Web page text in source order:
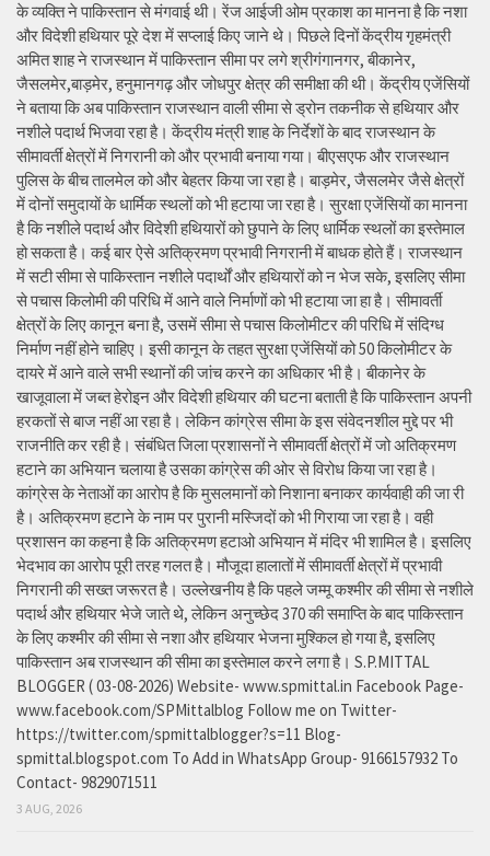
के व्यक्ति ने पाकिस्तान से मंगवाई थी। रेंज आईजी ओम प्रकाश का मानना है कि नशा
और विदेशी हथियार पूरे देश में सप्लाई किए जाने थे। पिछले दिनों केंद्रीय गृहमंत्री
अमित शाह ने राजस्थान में पाकिस्तान सीमा पर लगे श्रीगंगानगर, बीकानेर,
जैसलमेर,बाड़मेर, हनुमानगढ़ और जोधपुर क्षेत्र की समीक्षा की थी। केंद्रीय एजेंसियों
ने बताया कि अब पाकिस्तान राजस्थान वाली सीमा से ड्रोन तकनीक से हथियार और
नशीले पदार्थ भिजवा रहा है। केंद्रीय मंत्री शाह के निर्देशों के बाद राजस्थान के
सीमावर्ती क्षेत्रों में निगरानी को और प्रभावी बनाया गया। बीएसएफ और राजस्थान
पुलिस के बीच तालमेल को और बेहतर किया जा रहा है। बाड़मेर, जैसलमेर जैसे क्षेत्रों
में दोनों समुदायों के धार्मिक स्थलों को भी हटाया जा रहा है। सुरक्षा एजेंसियों का मानना
है कि नशीले पदार्थ और विदेशी हथियारों को छुपाने के लिए धार्मिक स्थलों का इस्तेमाल
हो सकता है। कई बार ऐसे अतिक्रमण प्रभावी निगरानी में बाधक होते हैं। राजस्थान
में सटी सीमा से पाकिस्तान नशीले पदार्थों और हथियारों को न भेज सके, इसलिए सीमा
से पचास किलोमी की परिधि में आने वाले निर्माणों को भी हटाया जा हा है। सीमावर्ती
क्षेत्रों के लिए कानून बना है, उसमें सीमा से पचास किलोमीटर की परिधि में संदिग्ध
निर्माण नहीं होने चाहिए। इसी कानून के तहत सुरक्षा एजेंसियों को 50 किलोमीटर के
दायरे में आने वाले सभी स्थानों की जांच करने का अधिकार भी है। बीकानेर के
खाजूवाला में जब्त हेरोइन और विदेशी हथियार की घटना बताती है कि पाकिस्तान अपनी
हरकतों से बाज नहीं आ रहा है। लेकिन कांग्रेस सीमा के इस संवेदनशील मुद्दे पर भी
राजनीति कर रही है। संबंधित जिला प्रशासनों ने सीमावर्ती क्षेत्रों में जो अतिक्रमण
हटाने का अभियान चलाया है उसका कांग्रेस की ओर से विरोध किया जा रहा है।
कांग्रेस के नेताओं का आरोप है कि मुसलमानों को निशाना बनाकर कार्यवाही की जा री
है। अतिक्रमण हटाने के नाम पर पुरानी मस्जिदों को भी गिराया जा रहा है। वही
प्रशासन का कहना है कि अतिक्रमण हटाओ अभियान में मंदिर भी शामिल है। इसलिए
भेदभाव का आरोप पूरी तरह गलत है। मौजूदा हालातों में सीमावर्ती क्षेत्रों में प्रभावी
निगरानी की सख्त जरूरत है। उल्लेखनीय है कि पहले जम्मू कश्मीर की सीमा से नशीले
पदार्थ और हथियार भेजे जाते थे, लेकिन अनुच्छेद 370 की समाप्ति के बाद पाकिस्तान
के लिए कश्मीर की सीमा से नशा और हथियार भेजना मुश्किल हो गया है, इसलिए
पाकिस्तान अब राजस्थान की सीमा का इस्तेमाल करने लगा है। S.P.MITTAL
BLOGGER ( 03-08-2026) Website- www.spmittal.in Facebook Page-
www.facebook.com/SPMittalblog Follow me on Twitter-
https://twitter.com/spmittalblogger?s=11 Blog-
spmittal.blogspot.com To Add in WhatsApp Group- 9166157932 To
Contact- 9829071511
3 AUG, 2026